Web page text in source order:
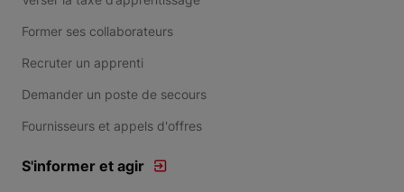
Former ses collaborateurs
Recruter un apprenti
Demander un poste de secours
Fournisseurs et appels d'offres
S'informer et agir